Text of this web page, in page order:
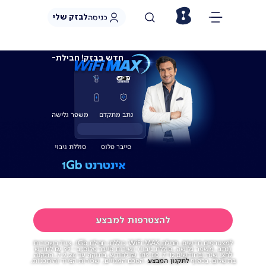
כניסהלבזק שלי
חדש בבזק! חבילת-
נתב מתקדם משפר גלישה
סייבר פלוס סוללת גיבוי
אינטרנט 1Gb
99
להצטרפות למבצע
למצטרפים חדשים. חבילת WiFi MAX כוללת: חבילת 1Gb, ציוד בשכירות
(נתב, משפר גלישה, סוללת גיבוי) ושירות סייבר פלוס: ב- 99 ₪ לחודש
לחצי שנה ובחודשים 7-12: 189.80 ₪ לחודש. בתוקף עד 7.9.26. התקנה
בתשלום. בכפוףלתקנון המבצע. הסכם המנויים, שכירות הציוד והיתכנות.